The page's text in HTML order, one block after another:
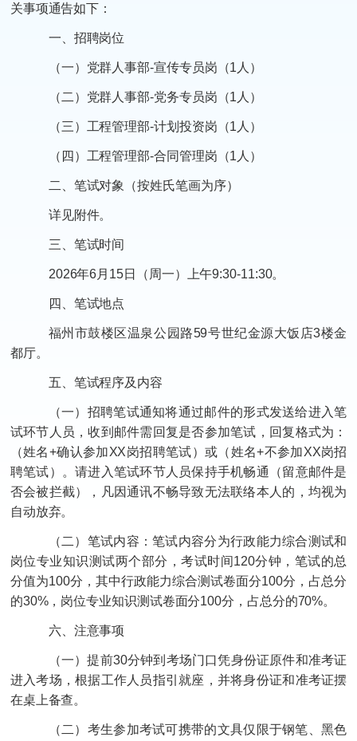
关事项通告如下：
一、招聘岗位
（一）党群人事部-宣传专员岗（1人）
（二）党群人事部-党务专员岗（1人）
（三）工程管理部-计划投资岗（1人）
（四）工程管理部-合同管理岗（1人）
二、笔试对象（按姓氏笔画为序）
详见附件。
三、笔试时间
2026年6月15日（周一）上午9:30-11:30。
四、笔试地点
福州市鼓楼区温泉公园路59号世纪金源大饭店3楼金
都厅。
五、笔试程序及内容
（一）招聘笔试通知将通过邮件的形式发送给进入笔
试环节人员，收到邮件需回复是否参加笔试，回复格式为：
（姓名+确认参加XX岗招聘笔试）或（姓名+不参加XX岗招
聘笔试）。请进入笔试环节人员保持手机畅通（留意邮件是
否会被拦截），凡因通讯不畅导致无法联络本人的，均视为
自动放弃。
（二）笔试内容：笔试内容分为行政能力综合测试和
岗位专业知识测试两个部分，考试时间120分钟，笔试的总
分值为100分，其中行政能力综合测试卷面分100分，占总分
的30%，岗位专业知识测试卷面分100分，占总分的70%。
六、注意事项
（一）提前30分钟到考场门口凭身份证原件和准考证
进入考场，根据工作人员指引就座，并将身份证和准考证摆
在桌上备查。
（二）考生参加考试可携带的文具仅限于钢笔、黑色